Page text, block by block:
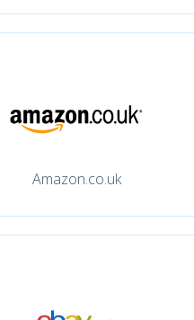
Amazon.co.uk